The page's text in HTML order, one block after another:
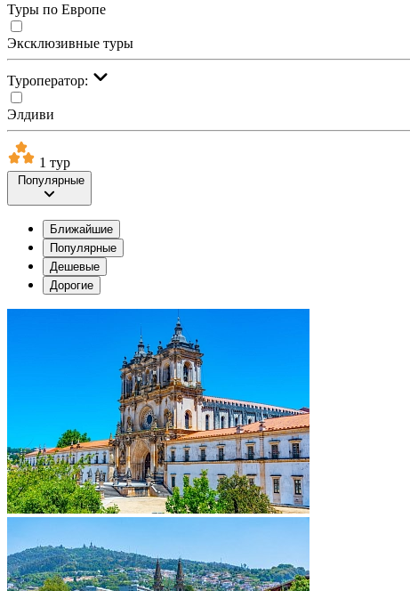
Туры по Европе
Эксклюзивные туры
Туроператор:
Элдиви
1 тур
Популярные
Ближайшие
Популярные
Дешевые
Дорогие